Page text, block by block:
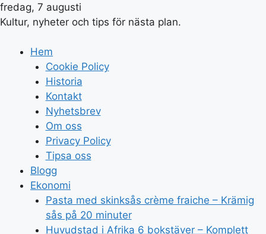
fredag, 7 augusti
Kultur, nyheter och tips för nästa plan.
Hem
Cookie Policy
Historia
Kontakt
Nyhetsbrev
Om oss
Privacy Policy
Tipsa oss
Blogg
Ekonomi
Pasta med skinksås crème fraiche – Krämig
sås på 20 minuter
Huvudstad i Afrika 6 bokstäver – Komplett